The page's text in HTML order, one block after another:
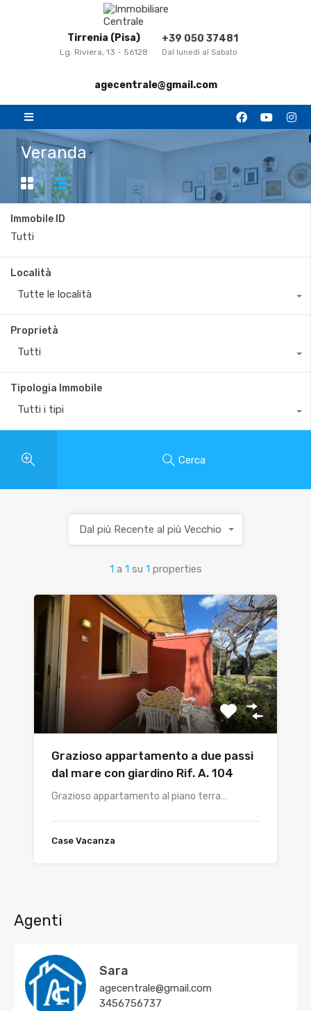
Tirrenia (Pisa)
Lg. Riviera, 13 - 56128
+39 050 37481
Dal lunedì al Sabato
agecentrale@gmail.com
Veranda
Immobile ID
Località
Tutte le località
Proprietà
Tutti
Tipologia Immobile
Tutti i tipi
Cerca
1 a 1 su 1 properties
Dal più Recente al più Vecchio
Grazioso appartamento a due passi
dal mare con giardino Rif. A. 104
Grazioso appartamento al piano terra…
Case Vacanza
Agenti
Sara
agecentrale@gmail.com
3456756737